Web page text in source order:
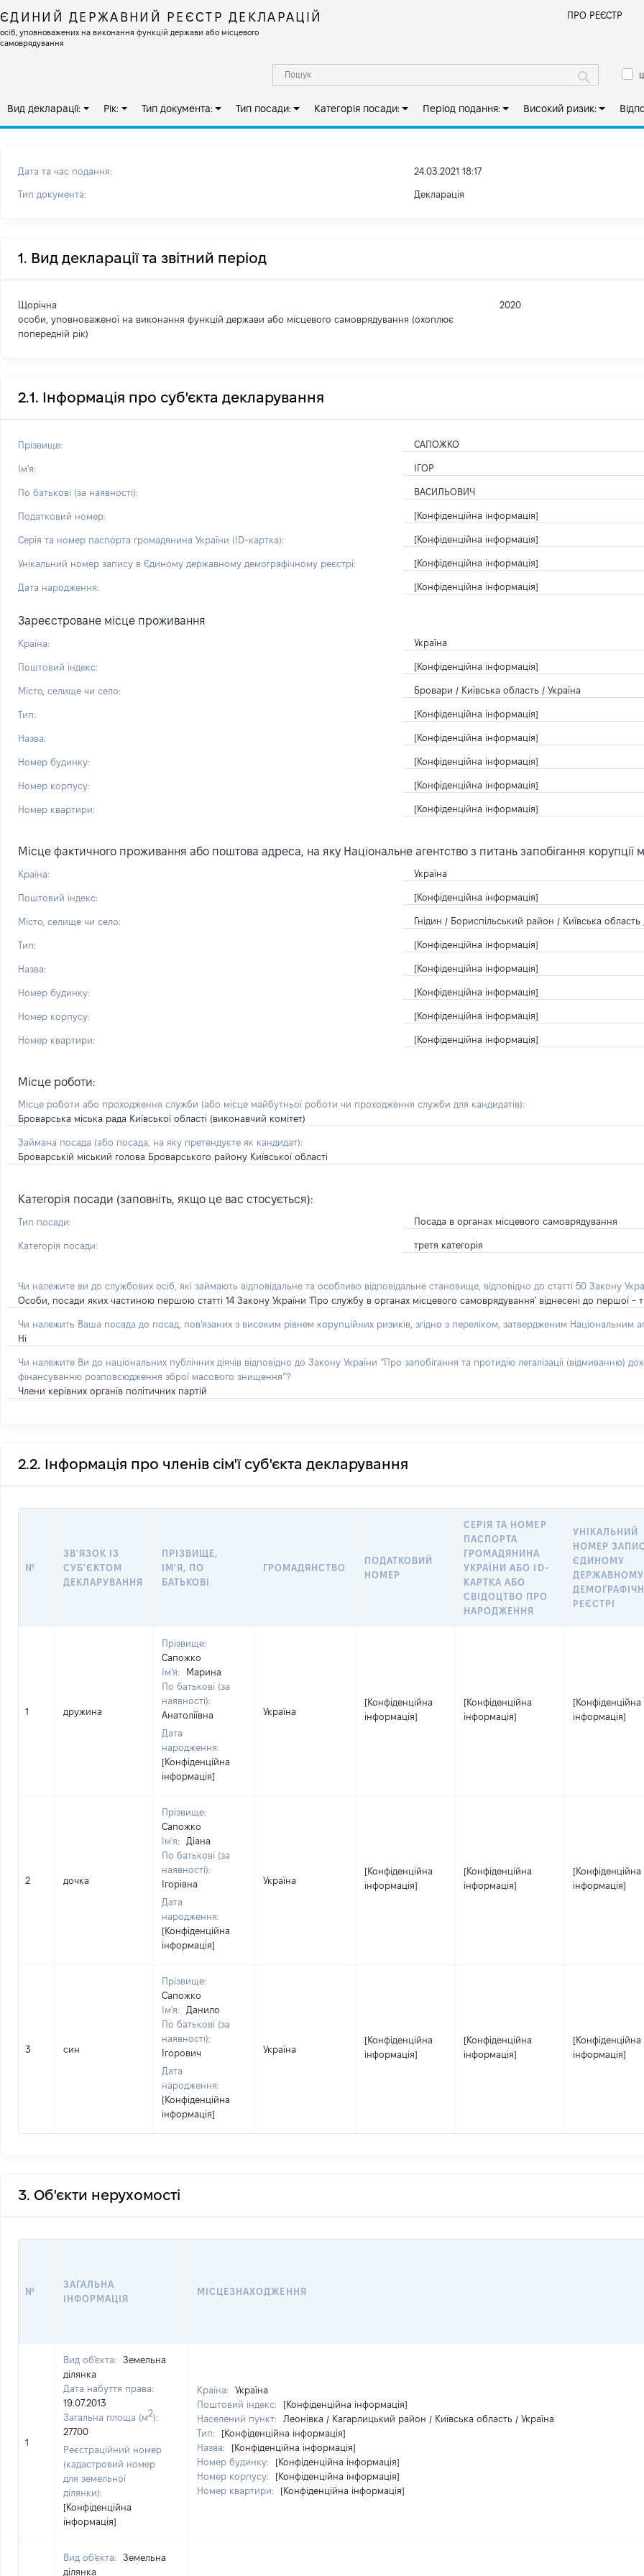
ЄДИНИЙ ДЕРЖАВНИЙ РЕЄСТР ДЕКЛАРАЦІЙ
осіб, уповноважених на виконання функцій держави або місцевого
самоврядування
ПРО РЕЄСТР
Вид декларації: Рік: Тип документа: Тип посади: Категорія посади: Період подання: Високий ризик:
Дата та час подання: 24.03.2021 18:17
Тип документа: Декларація
1. Вид декларації та звітний період
Щорічна
особи, уповноваженої на виконання функцій держави або місцевого самоврядування (охоплює
попередній рік)
2020
2.1. Інформація про суб'єкта декларування
Прізвище: САПОЖКО
Ім'я: ІГОР
По батькові (за наявності): ВАСИЛЬОВИЧ
Податковий номер: [Конфіденційна інформація]
Серія та номер паспорта громадянина України (ID-картка): [Конфіденційна інформація]
Унікальний номер запису в Єдиному державному демографічному реєстрі: [Конфіденційна інформація]
Дата народження: [Конфіденційна інформація]
Зареєстроване місце проживання
Країна: Україна
Поштовий індекс: [Конфіденційна інформація]
Місто, селище чи село: Бровари / Київська область / Україна
Тип: [Конфіденційна інформація]
Назва: [Конфіденційна інформація]
Номер будинку: [Конфіденційна інформація]
Номер корпусу: [Конфіденційна інформація]
Номер квартири: [Конфіденційна інформація]
Місце фактичного проживання або поштова адреса, на яку Національне агентство з питань запобігання
Країна: Україна
Поштовий індекс: [Конфіденційна інформація]
Місто, селище чи село: Гнідин / Бориспільський район / Київська область
Тип: [Конфіденційна інформація]
Назва: [Конфіденційна інформація]
Номер будинку: [Конфіденційна інформація]
Номер корпусу: [Конфіденційна інформація]
Номер квартири: [Конфіденційна інформація]
Місце роботи:
Місце роботи або проходження служби (або місце майбутньої роботи чи проходження служби для кандидатів):
Броварська міська рада Київської області (виконавчий комітет)
Займана посада (або посада, на яку претендуєте як кандидат):
Броварській міський голова Броварського району Київської області
Категорія посади (заповніть, якщо це вас стосується):
Тип посади: Посада в органах місцевого самоврядування
Категорія посади: третя категорія
Чи належите ви до службових осіб, які займають відповідальне та особливо відповідальне становище, відповідно до статті 50 Закону
Особи, посади яких частиною першою статті 14 Закону України 'Про службу в органах місцевого самоврядування' віднесені до першої -
Чи належить Ваша посада до посад, пов'язаних з високим рівнем корупційних ризиків, згідно з переліком, затвердженим Національним
Ні
Чи належите Ви до національних публічних діячів відповідно до Закону України “Про запобігання та протидію легалізації
фінансуванню розповсюдження зброї масового знищення”?
Члени керівних органів політичних партій
2.2. Інформація про членів сім'ї суб'єкта декларування
№
ЗВ'ЯЗОК ІЗ
СУБ'ЄКТОМ
ДЕКЛАРУВАННЯ
ПРІЗВИЩЕ,
ІМ'Я, ПО
БАТЬКОВІ
ГРОМАДЯНСТВО
ПОДАТКОВИЙ
НОМЕР
СЕРІЯ ТА НОМЕР
ПАСПОРТА
ГРОМАДЯНИНА
УКРАЇНИ АБО ID-
КАРТКА АБО
СВІДОЦТВО ПРО
НАРОДЖЕННЯ
УНІКАЛЬНИЙ
НОМЕР
ЄДИНОМУ
ДЕРЖАВНОМУ
РЕЄСТРІ
1 дружина
Прізвище:
Сапожко
Ім'я:
Марина
По батькові (за
наявності):
Анатоліївна
Дата
народження:
[Конфіденційна
інформація]
Україна
[Конфіденційна
інформація]
[Конфіденційна
інформація]
[Конфіденційна
інформація]
2 дочка
Прізвище:
Сапожко
Ім'я:
Діана
По батькові (за
наявності):
Ігорівна
Дата
народження:
[Конфіденційна
інформація]
Україна
[Конфіденційна
інформація]
[Конфіденційна
інформація]
[Конфіденційна
інформація]
3 син
Прізвище:
Сапожко
Ім'я:
Данило
По батькові (за
наявності):
Ігорович
Дата
народження:
[Конфіденційна
інформація]
Україна
[Конфіденційна
інформація]
[Конфіденційна
інформація]
[Конфіденційна
інформація]
3. Об'єкти нерухомості
№
ЗАГАЛЬНА
ІНФОРМАЦІЯ
МІСЦЕЗНАХОДЖЕННЯ
1
Вид об'єкта:
Земельна
ділянка
Дата набуття права:
19.07.2013
Загальна площа (м2):
27700
Реєстраційний номер
(кадастровий номер
для земельної
ділянки):
[Конфіденційна
інформація]
Країна:
Україна
Поштовий індекс:
[Конфіденційна інформація]
Населений пункт:
Леонівка / Кагарлицький район / Київська область / Україна
Тип:
[Конфіденційна інформація]
Назва:
[Конфіденційна інформація]
Номер будинку:
[Конфіденційна інформація]
Номер корпусу:
[Конфіденційна інформація]
Номер квартири:
[Конфіденційна інформація]
Вид об'єкта:
Земельна
ділянка